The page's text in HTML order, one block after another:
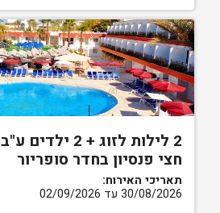
2 לילות לזוג + 2 ילדים ע"ב
חצי פנסיון בחדר סופריור
תאריכי האירוח:
30/08/2026 עד 02/09/2026